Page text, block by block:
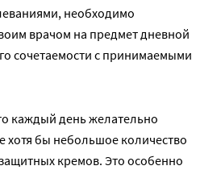
необходимо
врачом на предмет дневной
сочетаемости с принимаемыми
каждый день желательно
хотя бы небольшое количество
кремов. Это особенно